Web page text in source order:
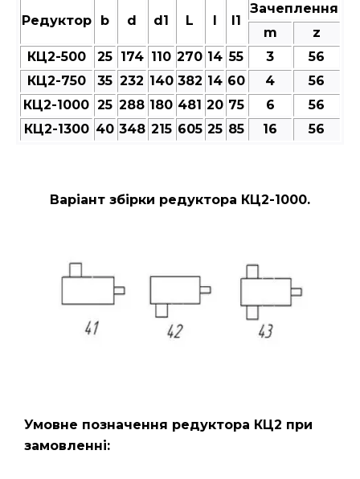
Редуктор b d d1 L l l1
Зачеплення
m
z
КЦ2-500
25 174 110 270 14 55 3
56
КЦ2-750
35 232 140 382 14 60 4
56
КЦ2-1000 25 288 180 481 20 75 6
56
КЦ2-1300 40 348 215 605 25 85 16 56
Варіант збірки редуктора КЦ2-1000.
Умовне позначення редуктора КЦ2 при
замовленні: